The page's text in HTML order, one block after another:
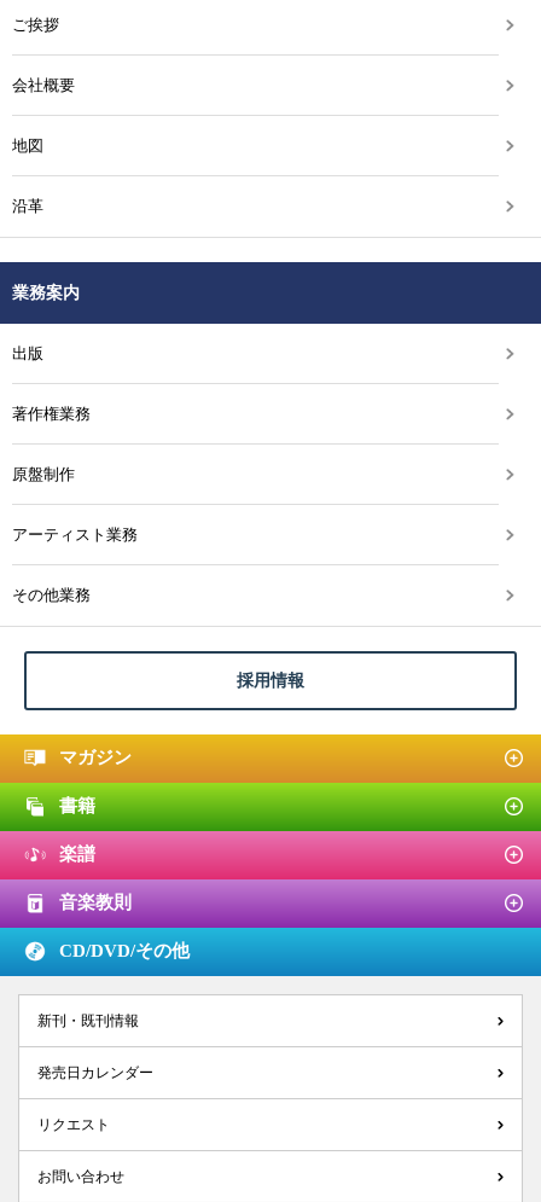
ご挨拶
会社概要
地図
沿革
業務案内
出版
著作権業務
原盤制作
アーティスト業務
その他業務
採用情報
マガジン
書籍
楽譜
音楽教則
CD/DVD/その他
新刊・既刊情報
発売日カレンダー
リクエスト
お問い合わせ